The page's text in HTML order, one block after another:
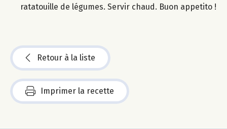
ratatouille de légumes. Servir chaud. Buon appetito !
Retour à la liste
Imprimer la recette